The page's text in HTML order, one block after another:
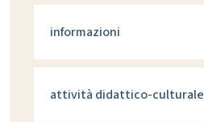
informazioni
attività didattico-culturale